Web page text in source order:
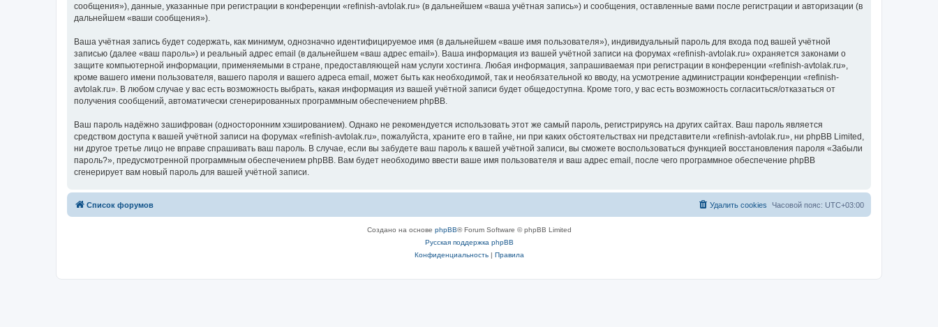
сообщения»), данные, указанные при регистрации в конференции «refinish-avtolak.ru» (в дальнейшем «ваша учётная запись») и сообщения, оставленные вами после регистрации и авторизации (в
дальнейшем «ваши сообщения»).
Ваша учётная запись будет содержать, как минимум, однозначно идентифицируемое имя (в дальнейшем «ваше имя пользователя»), индивидуальный пароль для входа под вашей учётной
записью (далее «ваш пароль») и реальный адрес email (в дальнейшем «ваш адрес email»). Ваша информация из вашей учётной записи на форумах «refinish-avtolak.ru» охраняется законами о
защите компьютерной информации, применяемыми в стране, предоставляющей нам услуги хостинга. Любая информация, запрашиваемая при регистрации в конференции «refinish-avtolak.ru»,
кроме вашего имени пользователя, вашего пароля и вашего адреса email, может быть как необходимой, так и необязательной ко вводу, на усмотрение администрации конференции «refinish-
avtolak.ru». В любом случае у вас есть возможность выбрать, какая информация из вашей учётной записи будет общедоступна. Кроме того, у вас есть возможность согласиться/отказаться от
получения сообщений, автоматически сгенерированных программным обеспечением phpBB.
Ваш пароль надёжно зашифрован (односторонним хэшированием). Однако не рекомендуется использовать этот же самый пароль, регистрируясь на других сайтах. Ваш пароль является
средством доступа к вашей учётной записи на форумах «refinish-avtolak.ru», пожалуйста, храните его в тайне, ни при каких обстоятельствах ни представители «refinish-avtolak.ru», ни phpBB Limited,
ни другое третье лицо не вправе спрашивать ваш пароль. В случае, если вы забудете ваш пароль к вашей учётной записи, вы сможете воспользоваться функцией восстановления пароля «Забыли
пароль?», предусмотренной программным обеспечением phpBB. Вам будет необходимо ввести ваше имя пользователя и ваш адрес email, после чего программное обеспечение phpBB
сгенерирует вам новый пароль для вашей учётной записи.
Список форумов Часовой пояс: UTC+03:00
Удалить cookies
Создано на основе phpBB® Forum Software © phpBB Limited
Русская поддержка phpBB
Конфиденциальность| Правила